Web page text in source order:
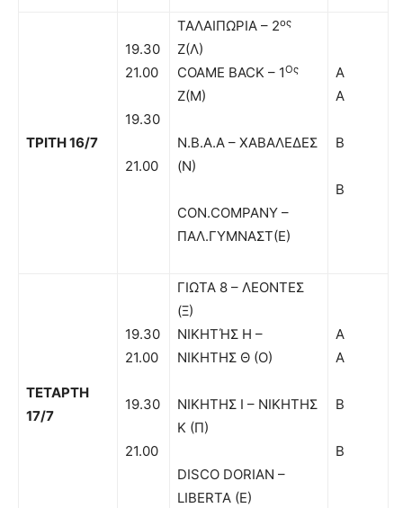
ΤΡΙΤΗ 16/7
19.30
21.00
19.30
21.00
ΤΑΛΑΙΠΩΡΙΑ – 2ος
Ζ(Λ)
COAME BACK – 1Ος
Ζ(Μ)
Ν.Β.Α.Α – ΧΑΒΑΛΕΔΕΣ
(Ν)
CON.COMPANY –
ΠΑΛ.ΓΥΜΝΑΣΤ(Ε)
Α
Α
Β
Β
ΤΕΤΑΡΤΗ
17/7
19.30
21.00
19.30
21.00
ΓΙΩΤΑ 8 – ΛΕΟΝΤΕΣ
(Ξ)
ΝΙΚΗΤΉΣ Η –
ΝΙΚΗΤΗΣ Θ (Ο)
ΝΙΚΗΤΗΣ Ι – ΝΙΚΗΤΗΣ
Κ (Π)
DISCO DORIAN –
LIBERTA (E)
Α
Α
Β
Β